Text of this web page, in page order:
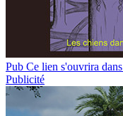
Pub Ce lien s'ouvrira
Publicité